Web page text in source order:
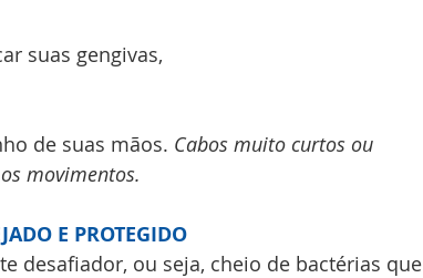
suas gengivas,
de suas mãos. Cabos muito curtos ou
movimentos.
E PROTEGIDO
desafiador, ou seja, cheio de bactérias que